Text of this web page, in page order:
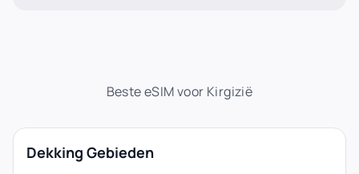
Beste eSIM voor Kirgizië
Dekking Gebieden